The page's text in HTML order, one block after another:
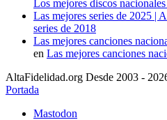
Los mejores discos
Las mejores series de 2025 |
series de 2018
Las mejores canciones
en Las mejores canciones
AltaFidelidad.org Desde 2003 -
Portada
Mastodon